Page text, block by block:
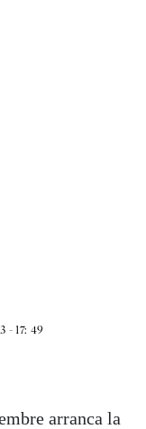
- 17: 49
arranca la